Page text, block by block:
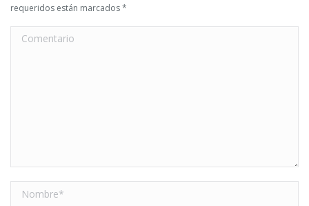
requeridos están marcados*
Comentario
Nombre *